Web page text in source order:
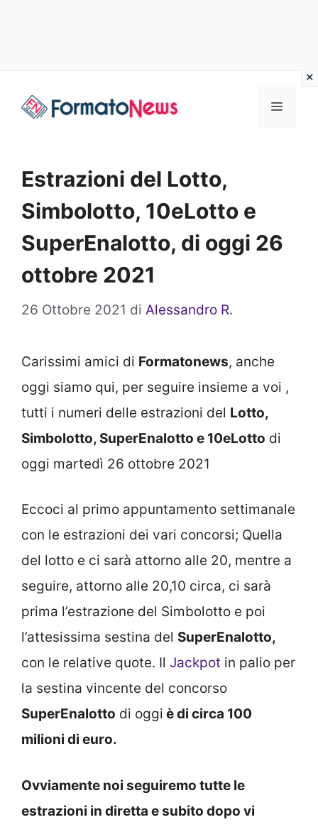
Menu
Estrazioni del Lotto,
Simbolotto, 10eLotto e
SuperEnalotto, di oggi 26
ottobre 2021
26 Ottobre 2021 di Alessandro R.
Carissimi amici di Formatonews, anche
oggi siamo qui, per seguire insieme a voi ,
tutti i numeri delle estrazioni del Lotto,
Simbolotto, SuperEnalotto e 10eLotto di
oggi martedì 26 ottobre 2021
Eccoci al primo appuntamento settimanale
con le estrazioni dei vari concorsi; Quella
del lotto e ci sarà attorno alle 20, mentre a
seguire, attorno alle 20,10 circa, ci sarà
prima l’estrazione del Simbolotto e poi
l’attesissima sestina del SuperEnalotto,
con le relative quote. Il Jackpot in palio per
la sestina vincente del concorso
SuperEnalotto di oggi è di circa 100
milioni di euro.
Ovviamente noi seguiremo tutte le
estrazioni in diretta e subito dopo vi